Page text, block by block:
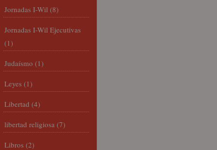
Jornadas I-Wil (8)
Jornadas I-Wil Ejecutivas
(1)
Judaísmo (1)
Leyes (1)
Libertad (4)
libertad religiosa (7)
Libros (2)